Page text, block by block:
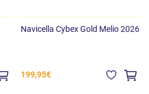
Navicella Cybex Gold Melio 2026
199,95€